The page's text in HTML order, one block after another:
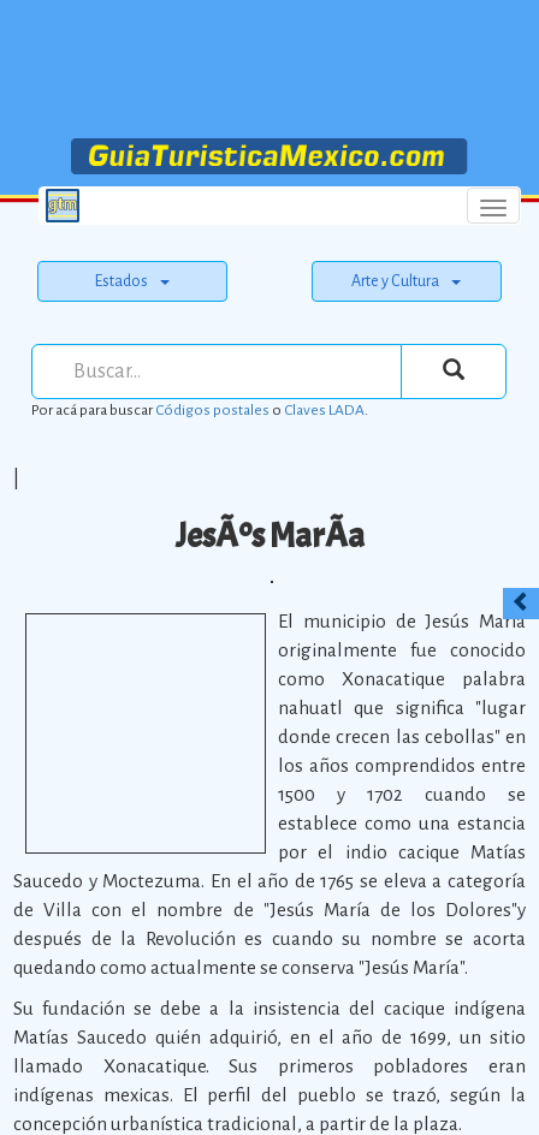
Menu
Estados Arte y Cultura
Por acá para buscarCódigos postales o Claves LADA.
JesÃºs MarÃ­a
El municipio de Jesús María
originalmente fue conocido
como Xonacatique palabra
nahuatl que significa "lugar
donde crecen las cebollas" en
los años comprendidos entre
1500 y 1702 cuando se
establece como una estancia
por el indio cacique Matías
Saucedo y Moctezuma. En el año de 1765 se eleva a categoría
de Villa con el nombre de "Jesús María de los Dolores"y
después de la Revolución es cuando su nombre se acorta
quedando como actualmente se conserva "Jesús María".
Su fundación se debe a la insistencia del cacique indígena
Matías Saucedo quién adquirió, en el año de 1699, un sitio
llamado Xonacatique. Sus primeros pobladores eran
indígenas mexicas. El perfil del pueblo se trazó, según la
concepción urbanística tradicional, a partir de la plaza.